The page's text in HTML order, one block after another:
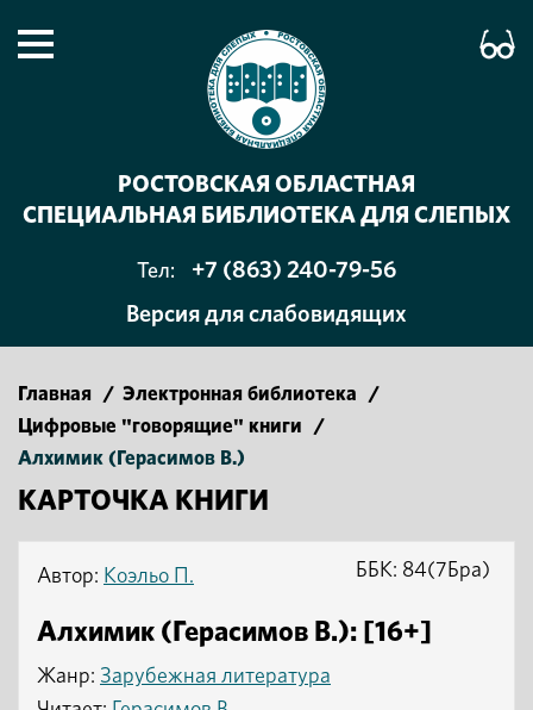
РОСТОВСКАЯ ОБЛАСТНАЯ
СПЕЦИАЛЬНАЯ БИБЛИОТЕКА ДЛЯ СЛЕПЫХ
Тел:
+7 (863) 240-79-56
Версия для слабовидящих
Главная / Электронная библиотека
/
Цифровые "говорящие" книги
/
Алхимик (Герасимов В.)
КАРТОЧКА КНИГИ
Автор: Коэльо П.
Алхимик (Герасимов В.): [16+]
Жанр: Зарубежная литература
ББК: 84(7Бра)